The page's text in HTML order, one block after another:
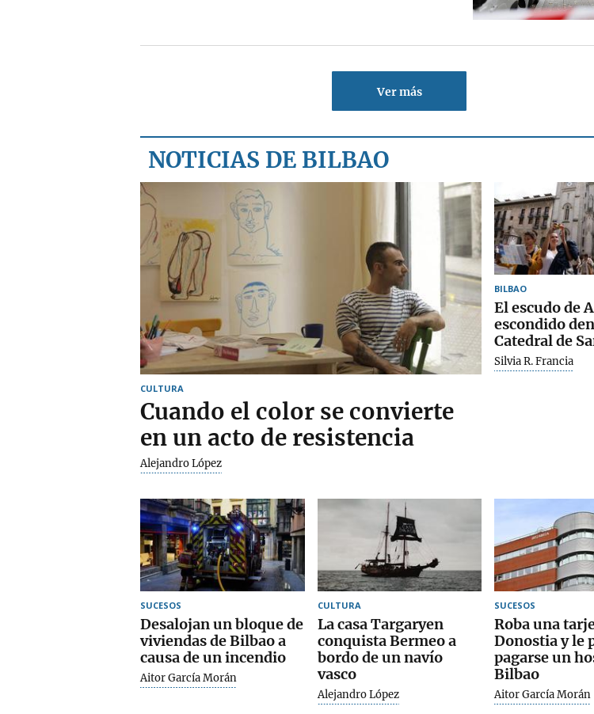
Ver más
NOTICIAS DE BILBAO
CULTURA
Cuando el color se convierte
en un acto de resistencia
Alejandro López
BILBAO
El escudo de
escondido
Catedral de
Silvia R. Francia
SUCESOS
Desalojan un bloque de
viviendas de Bilbao a
causa de un incendio
Aitor García Morán
CULTURA
La casa Targaryen
conquista Bermeo a
bordo de un navío
vasco
Alejandro López
SUCESOS
Roba una
Donostia y le
pagarse un
Bilbao
Aitor García Morán